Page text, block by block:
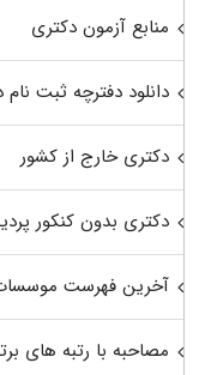
منابع آزمون دکتری
دانلود دفترچه ثبت
دکتری خارج از کشور
دکتری بدون کنکور
آخرین فهرست موسسات
مصاحبه با رتبه های